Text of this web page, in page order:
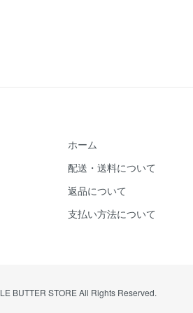
ホーム
配送・送料について
返品について
支払い方法について
BUTTER STORE All Rights Reserved.